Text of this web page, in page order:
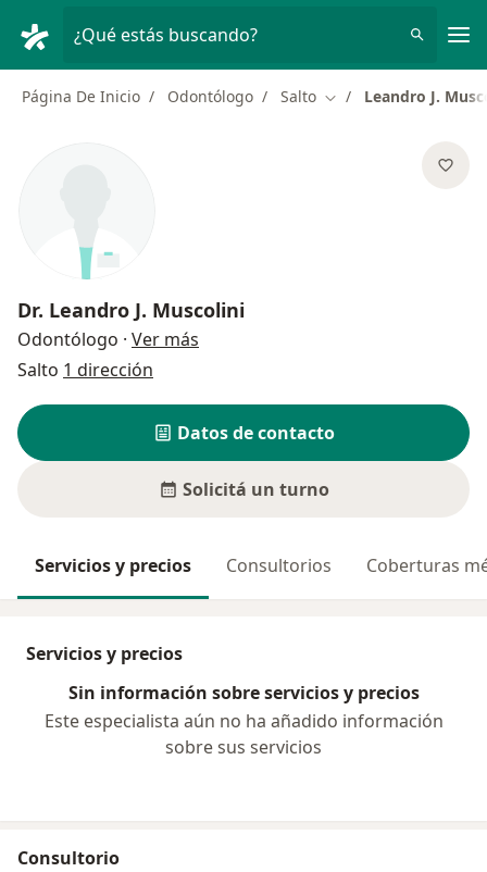
¿Qué estás buscando?
Página De Inicio Odontólogo Salto Cambiar de ciudad
Leandro J.
Dr. Leandro J. Muscolini
Odontólogo · Ver más
Salto 1 dirección
Datos de contacto
Solicitá un turno
Servicios y precios Consultorios Coberturas
Servicios y precios
Sin información sobre servicios y precios
Este especialista aún no ha añadido información
sobre sus servicios
Consultorio